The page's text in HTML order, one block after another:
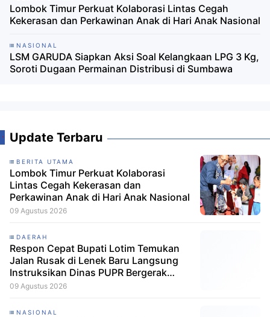
Lombok Timur Perkuat Kolaborasi Lintas Cegah
Kekerasan dan Perkawinan Anak di Hari Anak Nasional
NASIONAL
LSM GARUDA Siapkan Aksi Soal Kelangkaan LPG 3 Kg,
Soroti Dugaan Permainan Distribusi di Sumbawa
Update Terbaru
BERITA UTAMA
Lombok Timur Perkuat Kolaborasi
Lintas Cegah Kekerasan dan
Perkawinan Anak di Hari Anak Nasional
09 Agustus 2026
DAERAH
Respon Cepat Bupati Lotim Temukan
Jalan Rusak di Lenek Baru Langsung
Instruksikan Dinas PUPR Bergerak
Cepat
09 Agustus 2026
NASIONAL